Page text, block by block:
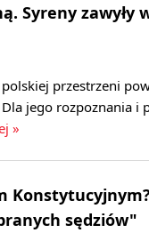
Syreny zawyły
przestrzeni
jego rozpoznania i
»
sędziów"